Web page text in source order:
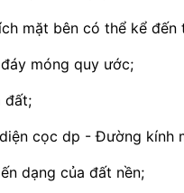
mặt bên có thể kể đến
móng quy ước;
đất;
cọc dp - Đường kính
dạng của đất nền;